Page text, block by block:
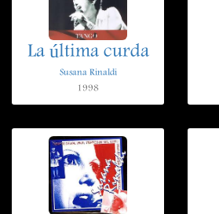
La última curda
Susana Rinaldi
1998